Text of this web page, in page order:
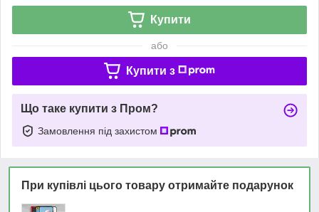
Купити
або
Купити з
Що таке купити з Пром?
Замовлення під захистом
При купівлі цього товару отримайте подарунок